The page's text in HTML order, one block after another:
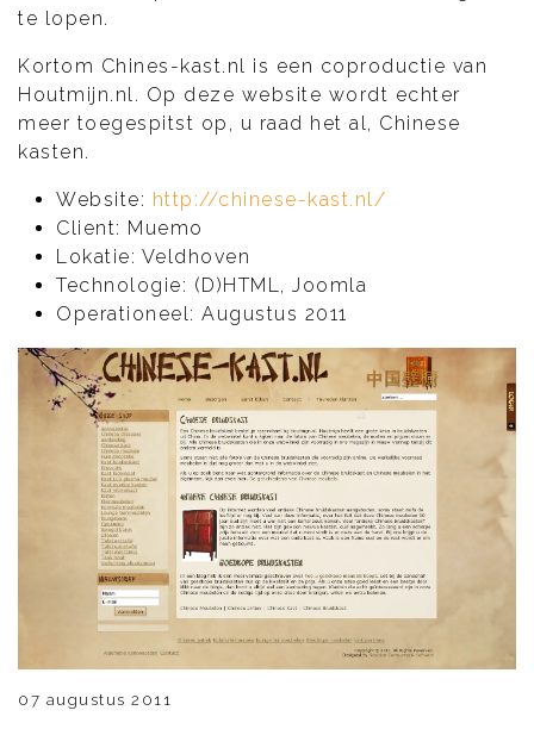
te lopen.
Kortom Chines-kast.nl is een coproductie van
Houtmijn.nl. Op deze website wordt echter
meer toegespitst op, u raad het al, Chinese
kasten.
Website: http://chinese-kast.nl/
Client: Muemo
Lokatie: Veldhoven
Technologie: (D)HTML, Joomla
Operationeel: Augustus 2011
07 augustus 2011